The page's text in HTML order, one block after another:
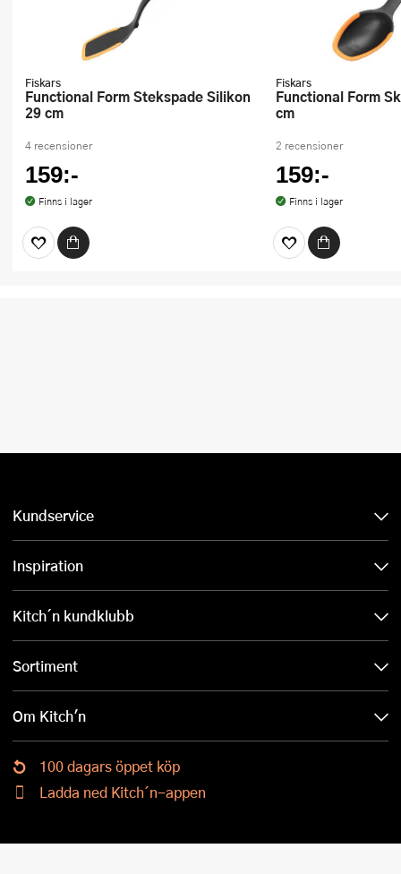
Fiskars
Functional Form Stekspade Silikon
29 cm
4 recensioner
159:-
Finns i lager
Fiskars
Functional Form Sked Silikon 29
cm
2 recensioner
159:-
Finns i lager
Kundservice
Inspiration
Kitch´n kundklubb
Sortiment
Om Kitch'n
100 dagars öppet köp
Ladda ned Kitch´n-appen